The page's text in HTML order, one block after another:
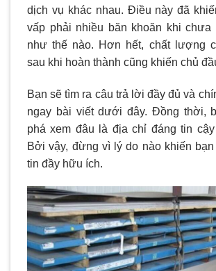
dịch vụ khác nhau. Điều này đã
vấp phải nhiều băn khoăn khi chưa
như thế nào. Hơn hết, chất lượng
sau khi hoàn thành cũng khiến chủ
Bạn sẽ tìm ra câu trả lời đầy đủ và
ngay bài viết dưới đây. Đồng thời,
phá xem đâu là địa chỉ đáng tin
Bởi vậy, đừng vì lý do nào khiến
tin đầy hữu ích.